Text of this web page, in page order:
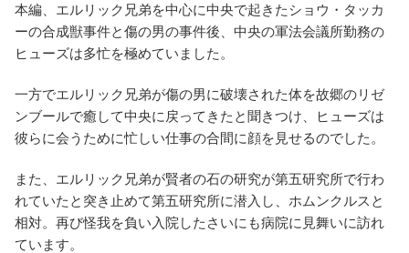
本編、エルリック兄弟を中心に中央で起きたショウ・タッカ
ーの合成獣事件と傷の男の事件後、中央の軍法会議所勤務の
ヒューズは多忙を極めていました。
一方でエルリック兄弟が傷の男に破壊された体を故郷のリゼ
ンブールで癒して中央に戻ってきたと聞きつけ、ヒューズは
彼らに会うために忙しい仕事の合間に顔を見せるのでした。
また、エルリック兄弟が賢者の石の研究が第五研究所で行わ
れていたと突き止めて第五研究所に潜入し、ホムンクルスと
相対。再び怪我を負い入院したさいにも病院に見舞いに訪れ
ています。